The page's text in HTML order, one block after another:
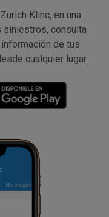
Klinc, en una
siniestros, consulta
de tus
cualquier lugar.